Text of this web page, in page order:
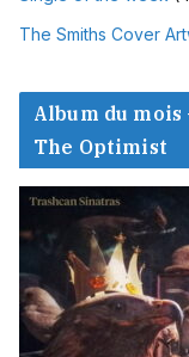
The Smiths Cover
Album du mois
The Optimist